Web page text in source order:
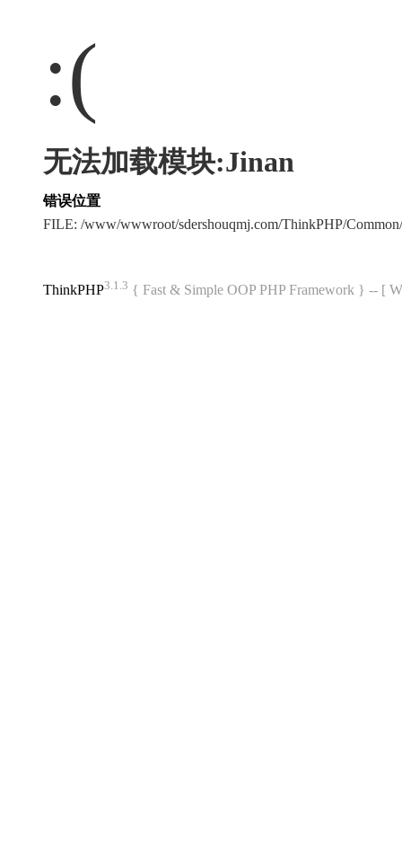
:(
无法加载模块:Jinan
错误位置
FILE: /www/wwwroot/sdershouqmj.com/ThinkPHP/
ThinkPHP3.1.3 { Fast & Simple OOP PHP Framework } -- [